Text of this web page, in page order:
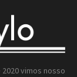
vimos nosso